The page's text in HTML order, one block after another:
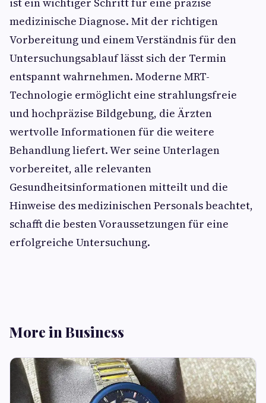
medizinische Diagnose. Mit der richtigen
Vorbereitung und einem Verständnis für den
Untersuchungsablauf lässt sich der Termin
entspannt wahrnehmen. Moderne MRT-
Technologie ermöglicht eine strahlungsfreie
und hochpräzise Bildgebung, die Ärzten
wertvolle Informationen für die weitere
Behandlung liefert. Wer seine Unterlagen
vorbereitet, alle relevanten
Gesundheitsinformationen mitteilt und die
Hinweise des medizinischen Personals beachtet,
schafft die besten Voraussetzungen für eine
erfolgreiche Untersuchung.
More in Business